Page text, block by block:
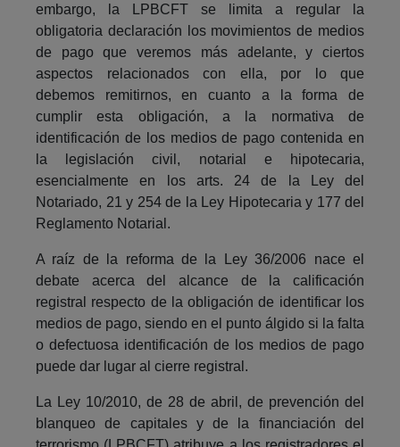
embargo, la LPBCFT se limita a regular la
obligatoria declaración los movimientos de medios
de pago que veremos más adelante, y ciertos
aspectos relacionados con ella, por lo que
debemos remitirnos, en cuanto a la forma de
cumplir esta obligación, a la normativa de
identificación de los medios de pago contenida en
la legislación civil, notarial e hipotecaria,
esencialmente en los arts. 24 de la Ley del
Notariado, 21 y 254 de la Ley Hipotecaria y 177 del
Reglamento Notarial.
A raíz de la reforma de la Ley 36/2006 nace el
debate acerca del alcance de la calificación
registral respecto de la obligación de identificar los
medios de pago, siendo en el punto álgido si la falta
o defectuosa identificación de los medios de pago
puede dar lugar al cierre registral.
La Ley 10/2010, de 28 de abril, de prevención del
blanqueo de capitales y de la financiación del